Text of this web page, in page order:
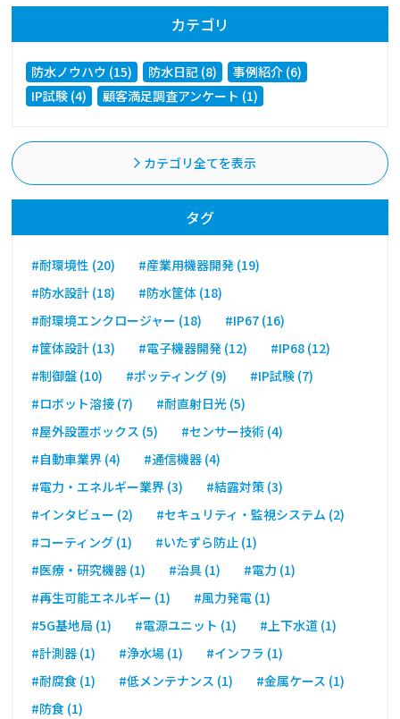
カテゴリ
防水ノウハウ (15) 防水日記 (8)
事例紹介 (6)
IP試験 (4)
顧客満足調査アンケート (1)
カテゴリ全てを表示
タグ
#耐環境性 (20)
#産業用機器開発 (19)
#防水設計 (18)
#防水筐体 (18)
#耐環境エンクロージャー (18)
#IP67 (16)
#筐体設計 (13)
#電子機器開発 (12)
#IP68 (12)
#制御盤 (10)
#ポッティング (9)
#IP試験 (7)
#ロボット溶接 (7)
#耐直射日光 (5)
#屋外設置ボックス (5)
#センサー技術 (4)
#自動車業界 (4)
#通信機器 (4)
#電力・エネルギー業界 (3)
#結露対策 (3)
#インタビュー (2)
#セキュリティ・監視システム (2)
#コーティング (1)
#いたずら防止 (1)
#医療・研究機器 (1)
#治具 (1)
#電力 (1)
#再生可能エネルギー (1)
#風力発電 (1)
#5G基地局 (1)
#電源ユニット (1)
#上下水道 (1)
#計測器 (1)
#浄水場 (1)
#インフラ (1)
#耐腐食 (1)
#低メンテナンス (1)
#金属ケース (1)
#防食 (1)